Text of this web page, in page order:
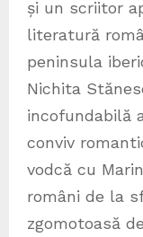
și un scriitor
literatură
peninsula
Nichita
incofundabilă
conviv
vodcă cu
români de la
zgomotoasă